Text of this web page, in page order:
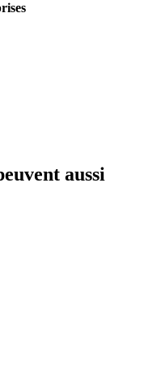
aussi